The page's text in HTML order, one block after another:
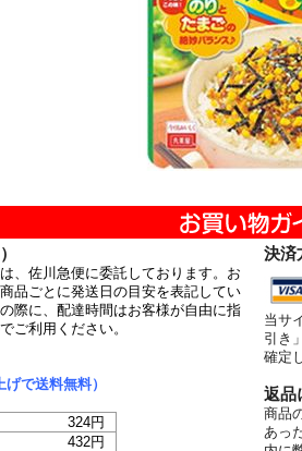
）
、佐川急便に委託しております。お
品ごとに発送日の目安を表記してい
際に、配達時間はお客様が自由に指
ご利用ください。
げで送料無料）
324円
432円
決済
当サ
引き
確定
返品
商品
あっ